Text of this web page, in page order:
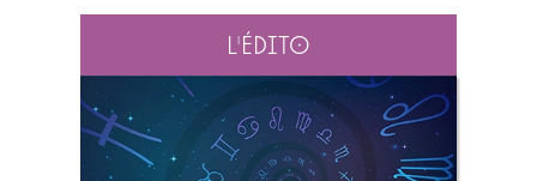
L'édito